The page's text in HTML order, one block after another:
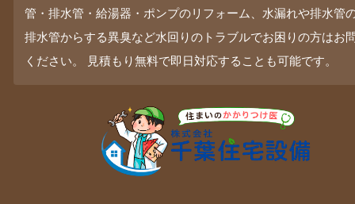
管・排水管・給湯器・ポンプのリフォーム、水漏れや排水管
排水管からする異臭など水回りのトラブルでお困りの方はお
ください。 見積もり無料で即日対応することも可能です。